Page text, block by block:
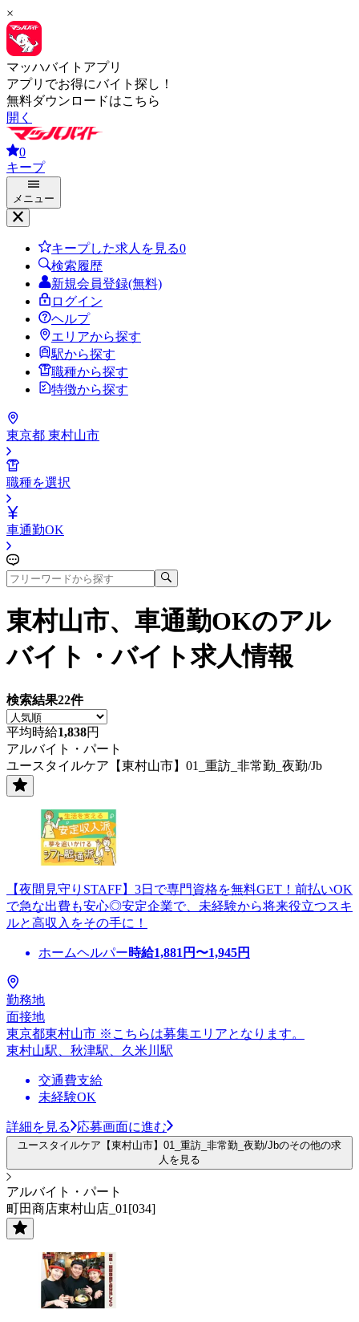
×
マッハバイトアプリ
アプリでお得にバイト探し！
無料ダウンロードはこちら
開く
0
キープ
メニュー
キープした求人を見る0
検索履歴
新規会員登録(無料)
ログイン
ヘルプ
エリアから探す
駅から探す
職種から探す
特徴から探す
東京都 東村山市
職種を選択
車通勤OK
東村山市、車通勤OKのアル
バイト・バイト求人情報
検索結果22件
平均時給1,838円
アルバイト・パート
ユースタイルケア【東村山市】01_重訪_非常勤_夜勤/Jb
【夜間見守りSTAFF】3日で専門資格を無料GET！前払いOK
で急な出費も安心◎安定企業で、未経験から将来役立つスキ
ルと高収入をその手に！
ホームヘルパー時給1,881 円〜1,945円
勤務地
面接地
東京都東村山市 ※こちらは募集エリアとなります。
東村山駅、秋津駅、久米川駅
交通費支給
未経験OK
詳細を見る 応募画面に進む
ユースタイルケア【東村山市】01_重訪_非常勤_夜勤/Jbのその他の求
人を見る
アルバイト・パート
町田商店東村山店_01[034]